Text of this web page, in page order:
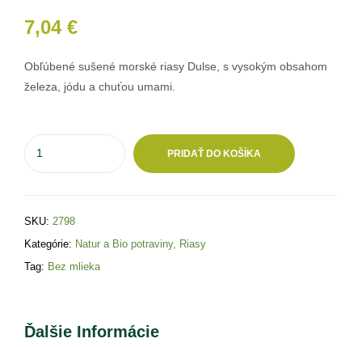
7,04 €
Obľúbené sušené morské riasy Dulse, s vysokým obsahom
železa, jódu a chuťou umami.
PRIDAŤ DO KOŠÍKA
SKU: 2798
Kategórie: Natur a Bio potraviny, Riasy
Tag: Bez mlieka
Ďalšie Informácie